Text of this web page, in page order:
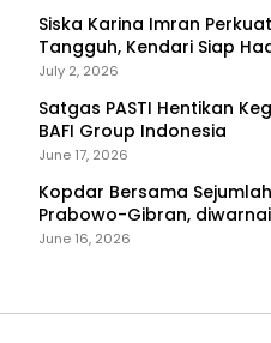
Siska Karina Imran
Tangguh, Kendari Siap
dan Bencana
July 2, 2026
Satgas PASTI Hentikan
BAFI Group Indonesia
June 17, 2026
Kopdar Bersama
Prabowo-Gibran,
June 16, 2026